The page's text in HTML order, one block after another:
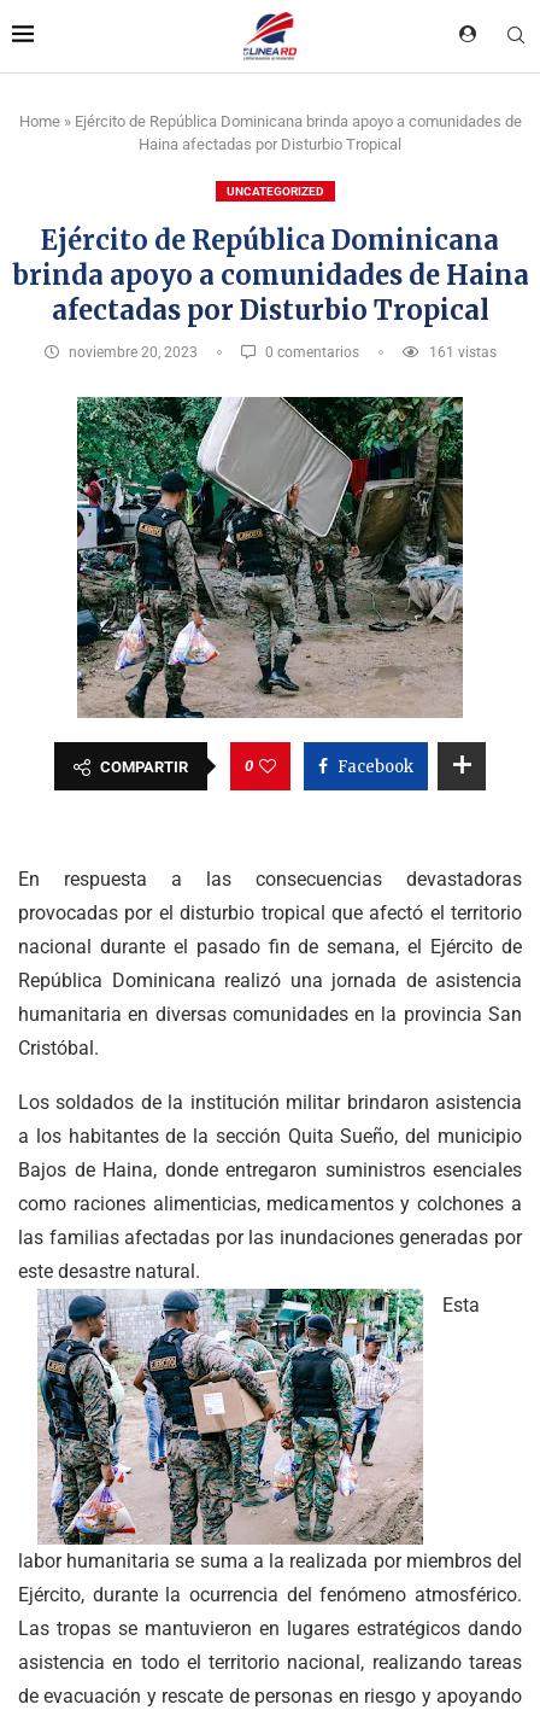
Home» Ejército de República Dominicana brinda apoyo a comunidades de
Haina afectadas por Disturbio Tropical
UNCATEGORIZED
Ejército de República Dominicana
brinda apoyo a comunidades de Haina
afectadas por Disturbio Tropical
noviembre 20, 2023 0 comentarios 161 vistas
COMPARTIR 0 Facebook
En respuesta a las consecuencias devastadoras
provocadas por el disturbio tropical que afectó el territorio
nacional durante el pasado fin de semana, el Ejército de
República Dominicana realizó una jornada de asistencia
humanitaria en diversas comunidades en la provincia San
Cristóbal.
Los soldados de la institución militar brindaron asistencia
a los habitantes de la sección Quita Sueño, del municipio
Bajos de Haina, donde entregaron suministros esenciales
como raciones alimenticias, medicamentos y colchones a
las familias afectadas por las inundaciones generadas por
este desastre natural.
Esta
labor humanitaria se suma a la realizada por miembros del
Ejército, durante la ocurrencia del fenómeno atmosférico.
Las tropas se mantuvieron en lugares estratégicos dando
asistencia en todo el territorio nacional, realizando tareas
de evacuación y rescate de personas en riesgo y apoyando